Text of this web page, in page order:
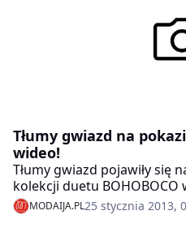
Tłumy gwiazd na
wideo!
Tłumy gwiazd pojawiły się
kolekcji duetu BOHOBOCO
Soho Factory. – Kilka rzeczy
zagości w mojej szafie –
MODAIJA.PL25 stycznia 2013,